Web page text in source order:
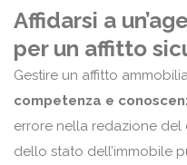
Affidarsi a
per un affitto
Gestire un affitto
competenza e
errore nella redazione
dello stato dell’immobile